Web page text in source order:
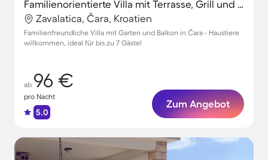
Familienorientierte Villa mit Terrasse, Grill und Garten | Perfekt für die Arbeit von Zuhause | Haustiere sind willkommen
Zavalatica, Čara, Kroatien
Familienfreundliche Villa mit Garten und Balkon in Čara - Haustiere
willkommen, ideal für bis zu 7 Gäste!
ab 96 €
pro Nacht
5.0
Zum Angebot